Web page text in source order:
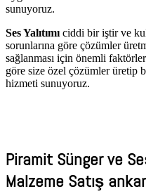
sunuyoruz.
Ses Yalıtımıciddi bir iştir ve
sorunlarına göre çözümler
sağlanması için önemli
göre size özel çözümler üretip
hizmeti sunuyoruz.
Piramit Sünger ve
Malzeme Satış